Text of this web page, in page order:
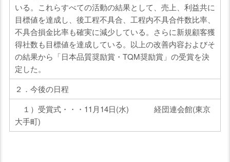
いる。これらすべての活動の結果として、売上、利益共に
目標値を達成し、後工程不具合、工程内不具合件数比率、
不具合損金比率も確実に減少している。さらに新規顧客獲
得社数も目標値を達成している。以上の改善内容およびそ
の結果から「日本品質奨励賞・TQM奨励賞」の受賞を決
定した。
２．今後の日程
１）受賞式・・・11月14日(水) 経団連会館(東京
大手町)